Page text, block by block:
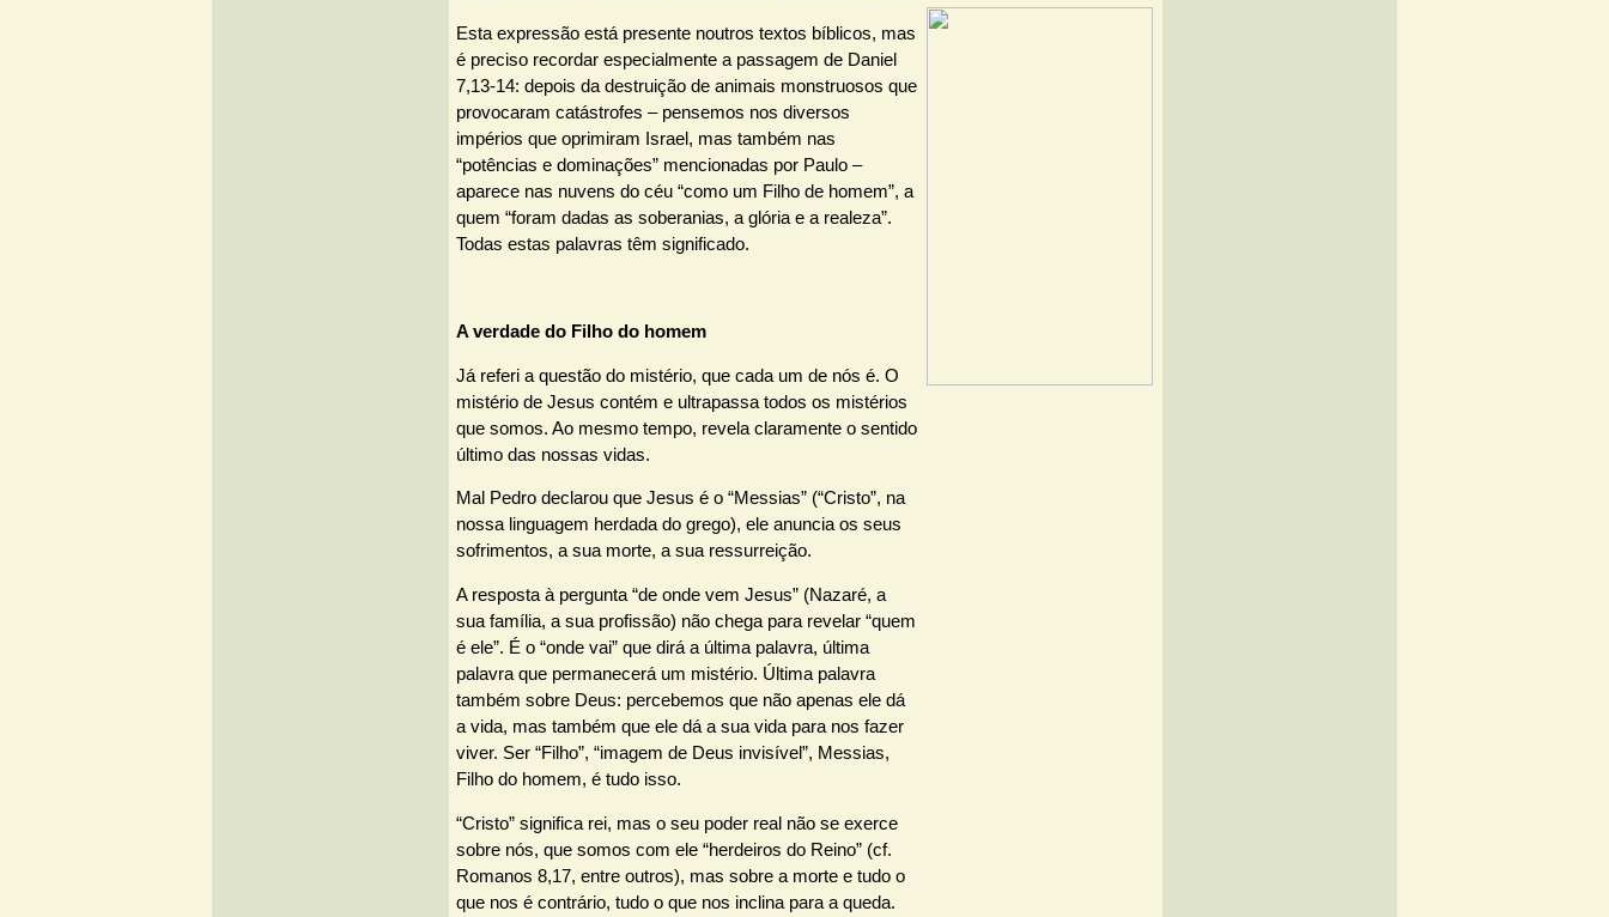
Esta expressão está presente noutros textos bíblicos, mas
é preciso recordar especialmente a passagem de Daniel
7,13-14: depois da destruição de animais monstruosos que
provocaram catástrofes – pensemos nos diversos
impérios que oprimiram Israel, mas também nas
“potências e dominações” mencionadas por Paulo –
aparece nas nuvens do céu “como um Filho de homem”, a
quem “foram dadas as soberanias, a glória e a realeza”.
Todas estas palavras têm significado.
A verdade do Filho do homem
Já referi a questão do mistério, que cada um de nós é. O
mistério de Jesus contém e ultrapassa todos os mistérios
que somos. Ao mesmo tempo, revela claramente o sentido
último das nossas vidas.
Mal Pedro declarou que Jesus é o “Messias” (“Cristo”, na
nossa linguagem herdada do grego), ele anuncia os seus
sofrimentos, a sua morte, a sua ressurreição.
A resposta à pergunta “de onde vem Jesus” (Nazaré, a
sua família, a sua profissão) não chega para revelar “quem
é ele”. É o “onde vai” que dirá a última palavra, última
palavra que permanecerá um mistério. Última palavra
também sobre Deus: percebemos que não apenas ele dá
a vida, mas também que ele dá a sua vida para nos fazer
viver. Ser “Filho”, “imagem de Deus invisível”, Messias,
Filho do homem, é tudo isso.
“Cristo” significa rei, mas o seu poder real não se exerce
sobre nós, que somos com ele “herdeiros do Reino” (cf.
Romanos 8,17, entre outros), mas sobre a morte e tudo o
que nos é contrário, tudo o que nos inclina para a queda.